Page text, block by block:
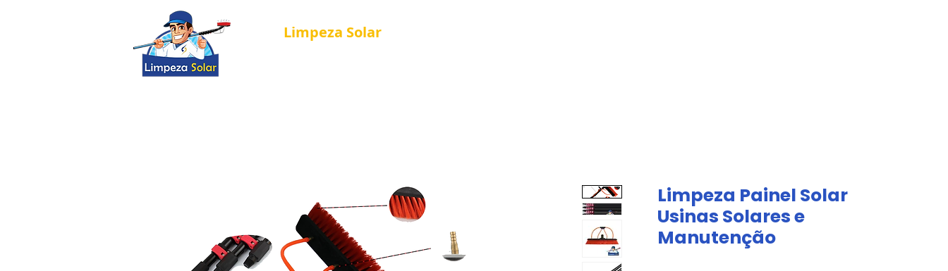
Limpeza Solar
Limpeza Painel Solar
Usinas Solares e
Manutenção